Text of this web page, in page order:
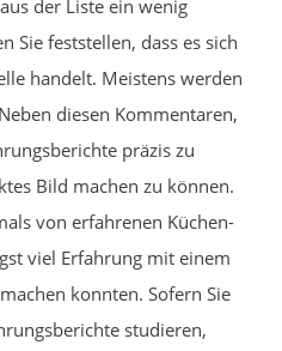
der Liste ein wenig
Sie feststellen, dass es sich
handelt. Meistens werden
diesen Kommentaren,
präzis zu
Bild machen zu können.
von erfahrenen Küchen-
viel Erfahrung mit einem
konnten. Sofern Sie
studieren,